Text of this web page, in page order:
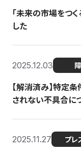
「未来の市場をつ
した
2025.12.03
【解消済み】特定
されない不具合に
2025.11.27 プレ